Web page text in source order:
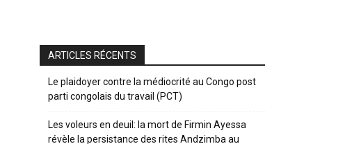
ARTICLES RÉCENTS
Le plaidoyer contre la médiocrité au Congo post
parti congolais du travail (PCT)
Les voleurs en deuil: la mort de Firmin Ayessa
révèle la persistance des rites Andzimba au